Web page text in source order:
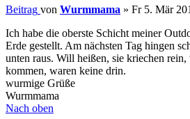
Beitrag von Wurmmama » Fr 5. Mär
Ich habe die oberste Schicht meiner
Erde gestellt. Am nächsten Tag hingen
unten raus. Will heißen, sie kriechen
kommen, waren keine drin.
wurmige Grüße
Wurmmama
Nach oben